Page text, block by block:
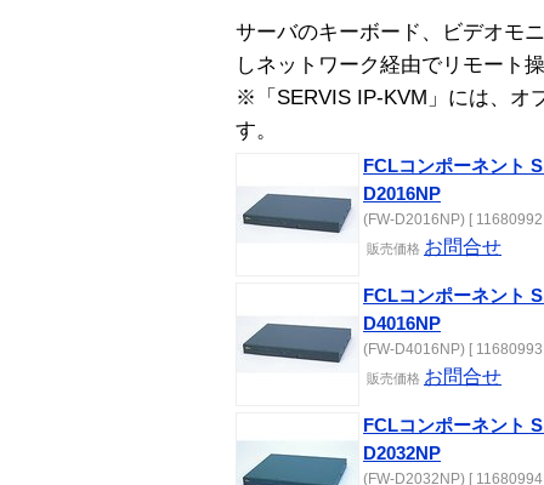
サーバのキーボード、ビデオモ
しネットワーク経由でリモート
※「SERVIS IP-KVM」には、オ
す。
FCLコンポーネント
D2016NP
(FW-D2016NP) [
販売価格 お問合せ
FCLコンポーネント
D4016NP
(FW-D4016NP) [
販売価格 お問合せ
FCLコンポーネント
D2032NP
(FW-D2032NP) [